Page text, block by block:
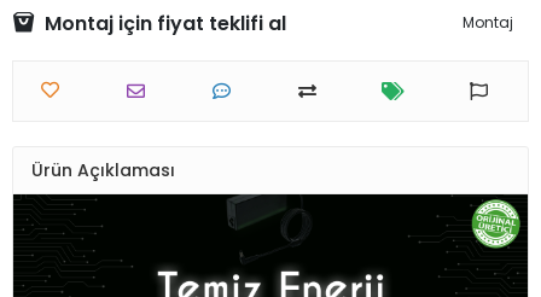
Montaj için fiyat teklifi al Montaj
Ürün Açıklaması